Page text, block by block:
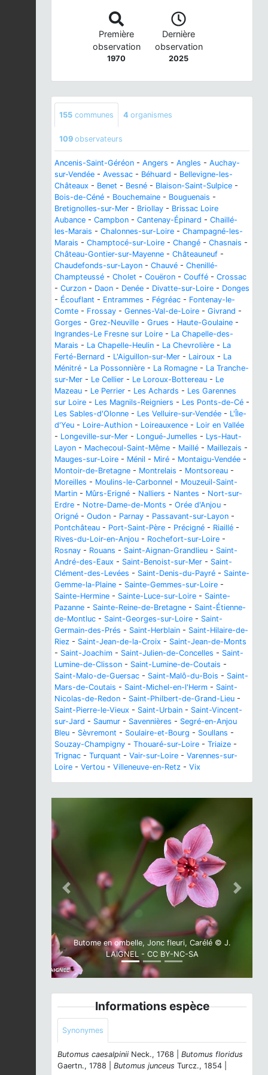
Première
observation
1970
Dernière
observation
2025
155 communes 4 organismes
109 observateurs
Ancenis-Saint-Géréon - Angers - Angles - Auchay-
sur-Vendée - Avessac - Béhuard - Bellevigne-les-
Châteaux - Benet - Besné - Blaison-Saint-Sulpice -
Bois-de-Céné - Bouchemaine - Bouguenais -
Bretignolles-sur-Mer - Briollay - Brissac Loire
Aubance - Campbon - Cantenay-Épinard - Chaillé-
les-Marais - Chalonnes-sur-Loire - Champagné-les-
Marais - Champtocé-sur-Loire - Changé - Chasnais -
Château-Gontier-sur-Mayenne - Châteauneuf -
Chaudefonds-sur-Layon - Chauvé - Chenillé-
Champteussé - Cholet - Couëron - Couffé - Crossac
- Curzon - Daon - Denée - Divatte-sur-Loire - Donges
- Écouflant - Entrammes - Fégréac - Fontenay-le-
Comte - Frossay - Gennes-Val-de-Loire - Givrand -
Gorges - Grez-Neuville - Grues - Haute-Goulaine -
Ingrandes-Le Fresne sur Loire - La Chapelle-des-
Marais - La Chapelle-Heulin - La Chevrolière - La
Ferté-Bernard - L'Aiguillon-sur-Mer - Lairoux - La
Ménitré - La Possonnière - La Romagne - La Tranche-
sur-Mer - Le Cellier - Le Loroux-Bottereau - Le
Mazeau - Le Perrier - Les Achards - Les Garennes
sur Loire - Les Magnils-Reigniers - Les Ponts-de-Cé -
Les Sables-d'Olonne - Les Velluire-sur-Vendée - L'Île-
d'Yeu - Loire-Authion - Loireauxence - Loir en Vallée
- Longeville-sur-Mer - Longué-Jumelles - Lys-Haut-
Layon - Machecoul-Saint-Même - Maillé - Maillezais -
Mauges-sur-Loire - Ménil - Miré - Montaigu-Vendée -
Montoir-de-Bretagne - Montrelais - Montsoreau -
Moreilles - Moulins-le-Carbonnel - Mouzeuil-Saint-
Martin - Mûrs-Erigné - Nalliers - Nantes - Nort-sur-
Erdre - Notre-Dame-de-Monts - Orée d'Anjou -
Origné - Oudon - Parnay - Passavant-sur-Layon -
Pontchâteau - Port-Saint-Père - Précigné - Riaillé -
Rives-du-Loir-en-Anjou - Rochefort-sur-Loire -
Rosnay - Rouans - Saint-Aignan-Grandlieu - Saint-
André-des-Eaux - Saint-Benoist-sur-Mer - Saint-
Clément-des-Levées - Saint-Denis-du-Payré - Sainte-
Gemme-la-Plaine - Sainte-Gemmes-sur-Loire -
Sainte-Hermine - Sainte-Luce-sur-Loire - Sainte-
Pazanne - Sainte-Reine-de-Bretagne - Saint-Étienne-
de-Montluc - Saint-Georges-sur-Loire - Saint-
Germain-des-Prés - Saint-Herblain - Saint-Hilaire-de-
Riez - Saint-Jean-de-la-Croix - Saint-Jean-de-Monts
- Saint-Joachim - Saint-Julien-de-Concelles - Saint-
Lumine-de-Clisson - Saint-Lumine-de-Coutais -
Saint-Malo-de-Guersac - Saint-Malô-du-Bois - Saint-
Mars-de-Coutais - Saint-Michel-en-l'Herm - Saint-
Nicolas-de-Redon - Saint-Philbert-de-Grand-Lieu -
Saint-Pierre-le-Vieux - Saint-Urbain - Saint-Vincent-
sur-Jard - Saumur - Savennières - Segré-en-Anjou
Bleu - Sèvremont - Soulaire-et-Bourg - Soullans -
Souzay-Champigny - Thouaré-sur-Loire - Triaize -
Trignac - Turquant - Vair-sur-Loire - Varennes-sur-
Loire - Vertou - Villeneuve-en-Retz - Vix
Butome en ombelle, Jonc fleuri, Carélé © J.
LAIGNEL - CC BY-NC-SA
Previous Next
Informations espèce
Synonymes
Butomus caesalpinii Neck., 1768 | Butomus floridus
Gaertn., 1788 | Butomus junceus Turcz., 1854 |